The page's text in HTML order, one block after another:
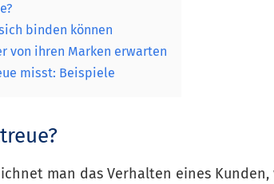
binden können
von ihren Marken erwarten
misst: Beispiele
man das Verhalten eines